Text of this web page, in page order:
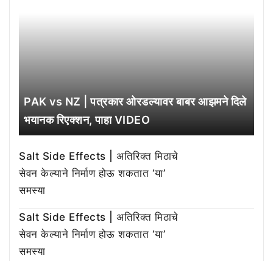
PAK vs NZ | पत्रकार ओरडल्यावर बाबर आझमने दिले
भयानक रिएक्शन, पाहा VIDEO
Salt Side Effects | अतिरिक्त मिठाचे
सेवन केल्याने निर्माण होऊ शकतात ‘या’
समस्या
Salt Side Effects | अतिरिक्त मिठाचे
सेवन केल्याने निर्माण होऊ शकतात ‘या’
समस्या